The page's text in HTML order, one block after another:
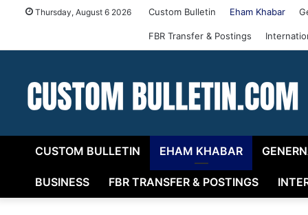
Thursday, August 6 2026 Custom Bulletin Eham Khabar
FBR Transfer & Postings
CUSTOM BULLETIN EHAM KHABAR
BUSINESS FBR TRANSFER & POSTINGS